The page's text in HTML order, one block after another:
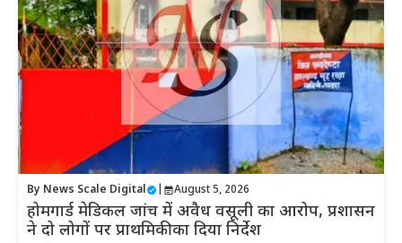
By News Scale Digital August 5, 2026
होमगार्ड मेडिकल जांच में अवैध वसूली का आरोप, प्रशासन
ने दो लोगों पर प्राथमिकी का दिया निर्देश